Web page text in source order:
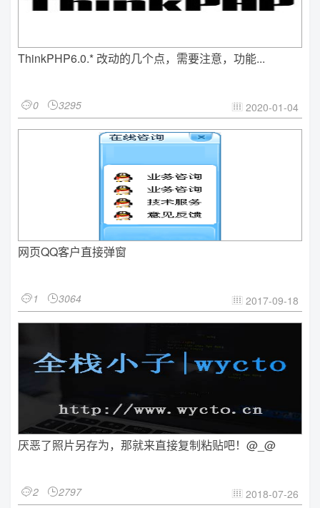
ThinkPHP6.0.* 改动的几个点，需要注意，功能...
0 3295  2020-01-04
网页QQ客户直接弹窗
1 3064  2017-09-18
厌恶了照片另存为，那就来直接复制粘贴吧！@_@
2 2797  2018-07-26